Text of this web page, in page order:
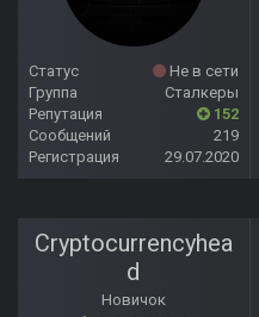
Статус
Не в сети
Группа
Сталкеры
Репутация
152
Сообщений
219
Регистрация
29.07.2020
Cryptocurrencyhea
d
Новичок